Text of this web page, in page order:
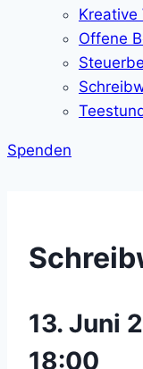
Offene
Spenden
13. Juni
18:00